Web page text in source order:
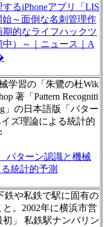
るiPhoneアプリ「LIS
～面倒な名刺管理作
的なライフハックツ
）～｜ニュース｜A
学習の「朱鷺の杜Wik
著「Pattern Recogniti
」の日本語版「パター
ズ理論による統計的
パターン認識と機械
統計的予測
鉄や私鉄で駅に固有の
。2002年に横浜市営
」 私鉄駅ナンバリン